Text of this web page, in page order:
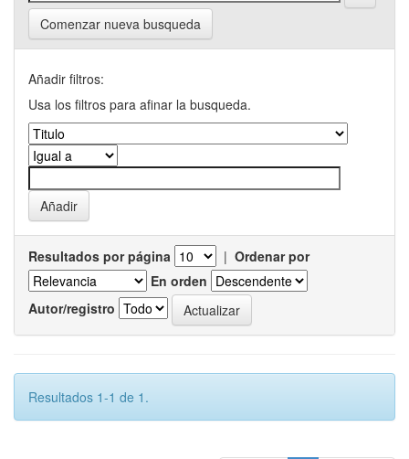
Comenzar nueva busqueda
Añadir filtros:
Usa los filtros para afinar la busqueda.
Resultados por página | Ordenar por
En orden
Autor/registro
Resultados 1-1 de 1.